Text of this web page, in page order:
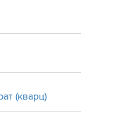
(кварц)